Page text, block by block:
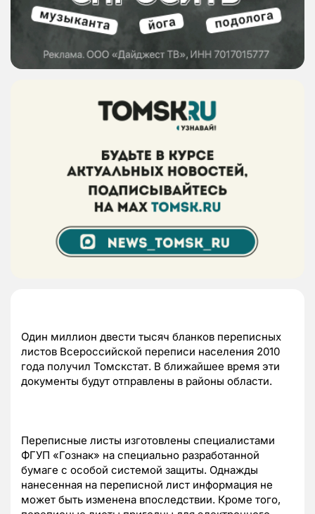
Один миллион двести тысяч бланков переписных
листов Всероссийской переписи населения 2010
года получил Томскстат. В ближайшее время эти
документы будут отправлены в районы области.
Переписные листы изготовлены специалистами
ФГУП «Гознак» на специально разработанной
бумаге с особой системой защиты. Однажды
нанесенная на переписной лист информация не
может быть изменена впоследствии. Кроме того,